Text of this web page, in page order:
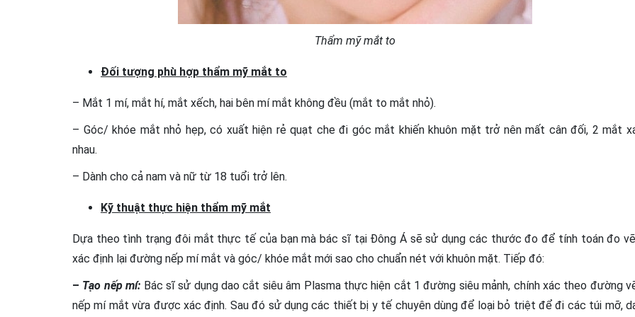
Thẩm mỹ mắt to
Đối tượng phù hợp thẩm mỹ mắt to
– Mắt 1 mí, mắt hí, mắt xếch, hai bên mí mắt không đều (mắt to mắt nhỏ).
– Góc/ khóe mắt nhỏ hẹp, có xuất hiện rẻ quạt che đi góc mắt khiến khuôn mặt trở nên mất cân đối, 2 mắt
nhau.
– Dành cho cả nam và nữ từ 18 tuổi trở lên.
Kỹ thuật thực hiện thẩm mỹ mắt
Dựa theo tình trạng đôi mắt thực tế của bạn mà bác sĩ tại Đông Á sẽ sử dụng các thước đo để tính toán đo
xác định lại đường nếp mí mắt và góc/ khóe mắt mới sao cho chuẩn nét với khuôn mặt. Tiếp đó:
– Tạo nếp mí: Bác sĩ sử dụng dao cắt siêu âm Plasma thực hiện cắt 1 đường siêu mảnh, chính xác theo đường
nếp mí mắt vừa được xác định. Sau đó sử dụng các thiết bị y tế chuyên dùng để loại bỏ triệt để đi các túi mỡ,